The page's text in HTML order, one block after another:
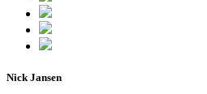
Nick Jansen